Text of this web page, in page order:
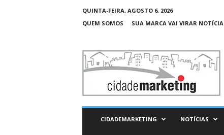
QUINTA-FEIRA, AGOSTO 6, 2026
QUEM SOMOS
SUA MARCA VAI VIRAR NOTÍCIA
C
d
CIDADEMARKETING NOTÍCIAS